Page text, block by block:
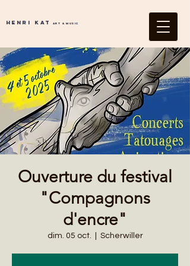
Henri Kat Art & Music
Ouverture du festival
"Compagnons
d'encre"
dim. 05 oct. Scherwiller